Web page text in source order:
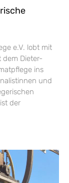
e.V. lobt mit
dem Dieter-
ins
und
der